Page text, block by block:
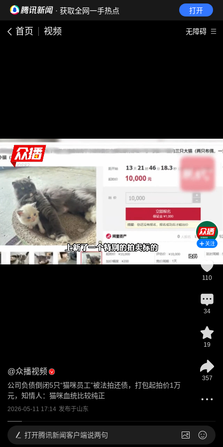
· 获取全网一手热点 打开
首页 视频 无障碍
@众播视频
公司负债倒闭5只“猫咪员工”被法拍还债，打包起拍价1万
元，知情人：猫咪血统比较纯正
2026-05-11 17:14 发布于山东
关注
110
34
19
357
打开腾讯新闻客户端说两句